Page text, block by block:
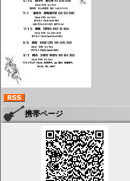
携帯ページ